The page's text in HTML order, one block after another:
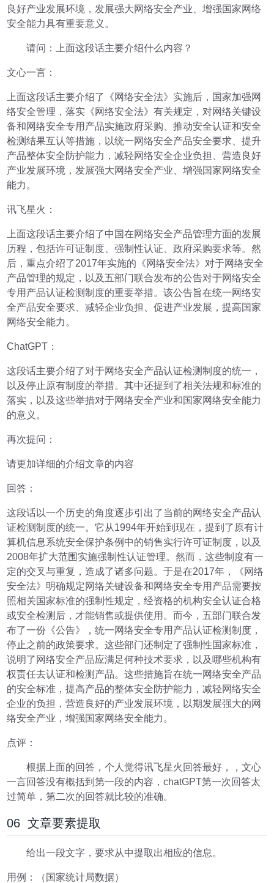
良好产业发展环境，发展强大网络安全产业、增强国家网络
安全能力具有重要意义。
请问：上面这段话主要介绍什么内容？
文心一言：
上面这段话主要介绍了《网络安全法》实施后，国家加强网
络安全管理，落实《网络安全法》有关规定，对网络关键设
备和网络安全专用产品实施政府采购、推动安全认证和安全
检测结果互认等措施，以统一网络安全产品安全要求、提升
产品整体安全防护能力，减轻网络安全企业负担、营造良好
产业发展环境，发展强大网络安全产业、增强国家网络安全
能力。
讯飞星火：
上面这段话主要介绍了中国在网络安全产品管理方面的发展
历程，包括许可证制度、强制性认证、政府采购要求等。然
后，重点介绍了2017年实施的《网络安全法》对于网络安全
产品管理的规定，以及五部门联合发布的公告对于网络安全
专用产品认证检测制度的重要举措。该公告旨在统一网络安
全产品安全要求、减轻企业负担、促进产业发展，提高国家
网络安全能力。
ChatGPT：
这段话主要介绍了对于网络安全产品认证检测制度的统一，
以及停止原有制度的举措。其中还提到了相关法规和标准的
落实，以及这些举措对于网络安全产业和国家网络安全能力
的意义。
再次提问：
请更加详细的介绍文章的内容
回答：
这段话以一个历史的角度逐步引出了当前的网络安全产品认
证检测制度的统一。它从1994年开始到现在，提到了原有计
算机信息系统安全保护条例中的销售实行许可证制度，以及
2008年扩大范围实施强制性认证管理。然而，这些制度有一
定的交叉与重复，造成了诸多问题。于是在2017年，《网络
安全法》明确规定网络关键设备和网络安全专用产品需要按
照相关国家标准的强制性规定，经资格的机构安全认证合格
或安全检测后，才能销售或提供使用。而今，五部门联合发
布了一份《公告》，统一网络安全专用产品认证检测制度，
停止之前的政策要求。这些部门还制定了强制性国家标准，
说明了网络安全产品应满足何种技术要求，以及哪些机构有
权责任去认证和检测产品。这些措施旨在统一网络安全产品
的安全标准，提高产品的整体安全防护能力，减轻网络安全
企业的负担，营造良好的产业发展环境，以期发展强大的网
络安全产业，增强国家网络安全能力。
点评：
根据上面的回答，个人觉得讯飞星火回答最好，，文心
一言回答没有概括到第一段的内容，chatGPT第一次回答太
过简单，第二次的回答就比较的准确。
06 文章要素提取
给出一段文字，要求从中提取出相应的信息。
用例：（国家统计局数据）